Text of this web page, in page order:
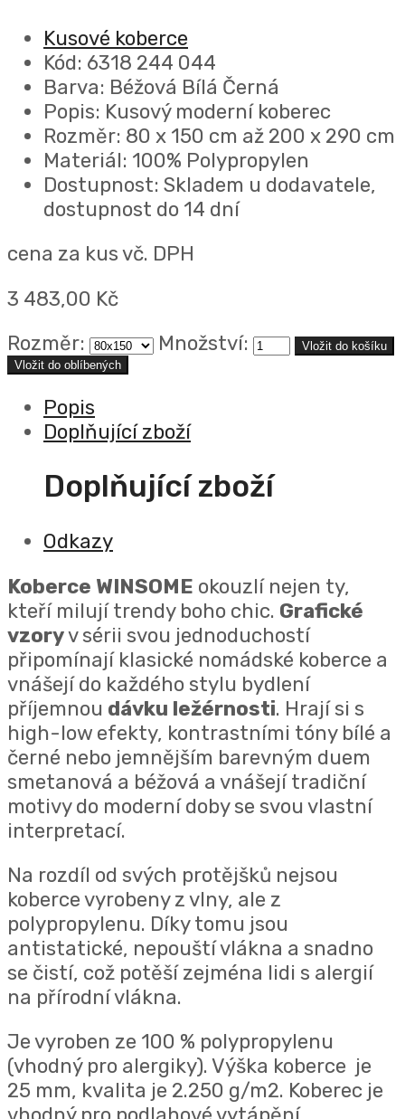
Kusové koberce
Kód: 6318 244 044
Barva: Béžová Bílá Černá
Popis: Kusový moderní koberec
Rozměr: 80 x 150 cm až 200 x 290 cm
Materiál: 100% Polypropylen
Dostupnost: Skladem u dodavatele,
dostupnost do 14 dní
cena za kus vč. DPH
3 483,00 Kč
Rozměr:
Množství:
Vložit do oblíbených
Popis
Doplňující zboží
Doplňující zboží
Odkazy
Koberce WINSOME okouzlí nejen ty,
kteří milují trendy boho chic. Grafické
vzoryv sérii svou jednoduchostí
připomínají klasické nomádské koberce a
vnášejí do každého stylu bydlení
příjemnou dávku ležérnosti. Hrají si s
high-low efekty, kontrastními tóny bílé a
černé nebo jemnějším barevným duem
smetanová a béžová a vnášejí tradiční
motivy do moderní doby se svou vlastní
interpretací.
Na rozdíl od svých protějšků nejsou
koberce vyrobeny z vlny, ale z
polypropylenu. Díky tomu jsou
antistatické, nepouští vlákna a snadno
se čistí, což potěší zejména lidi s alergií
na přírodní vlákna.
Je vyroben ze 100 % polypropylenu
(vhodný pro alergiky). Výška koberce je
25 mm, kvalita je 2.250 g/m2. Koberec je